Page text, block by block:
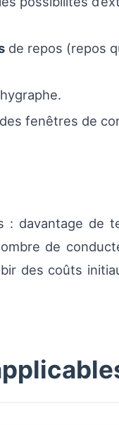
de repos (repos
fenêtres de
: davantage de
de
des coûts